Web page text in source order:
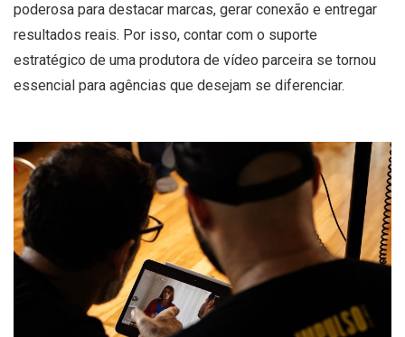
poderosa para destacar marcas, gerar conexão e entregar
resultados reais. Por isso, contar com o suporte
estratégico de uma produtora de vídeo parceira se tornou
essencial para agências que desejam se diferenciar.